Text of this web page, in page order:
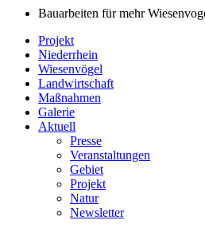
Bauarbeiten für mehr
Projekt
Niederrhein
Wiesenvögel
Landwirtschaft
Maßnahmen
Galerie
Aktuell
Presse
Veranstaltungen
Gebiet
Projekt
Natur
Newsletter